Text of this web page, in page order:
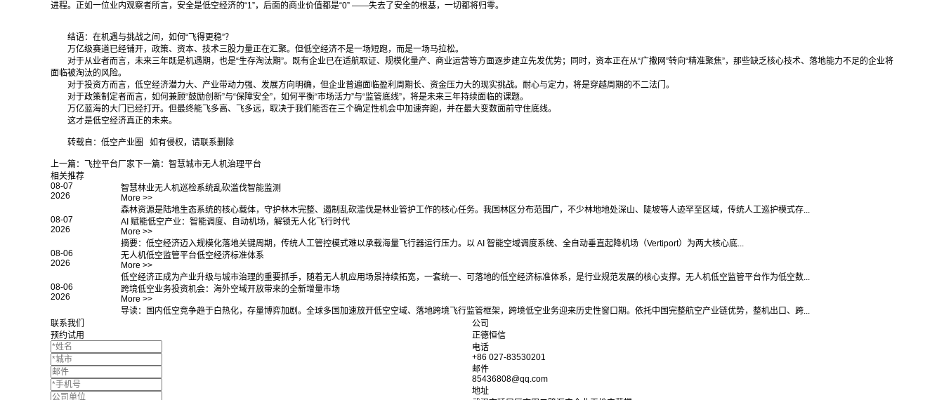
进程。正如一位业内观察者所言，安全是低空经济的“1”，后面的商业价值都是“0” ——失去了安全的根基，一切都将归零。
结语：在机遇与挑战之间，如何“飞得更稳”？
万亿级赛道已经铺开，政策、资本、技术三股力量正在汇聚。但低空经济不是一场短跑，而是一场马拉松。
对于从业者而言，未来三年既是机遇期，也是“生存淘汰期”。既有企业已在适航取证、规模化量产、商业运营等方面逐步建立先发优势；同时，资本正在从“广撒网”转向“精准聚焦”，那些缺乏核心技术、落地能力不足的企业将
面临被淘汰的风险。
对于投资方而言，低空经济潜力大、产业带动力强、发展方向明确，但企业普遍面临盈利周期长、资金压力大的现实挑战。耐心与定力，将是穿越周期的不二法门。
对于政策制定者而言，如何兼顾“鼓励创新”与“保障安全”，如何平衡“市场活力”与“监管底线”，将是未来三年持续面临的课题。
万亿蓝海的大门已经打开。但最终能飞多高、飞多远，取决于我们能否在三个确定性机会中加速奔跑，并在最大变数面前守住底线。
这才是低空经济真正的未来。
转载自：低空产业圈 如有侵权，请联系删除
上一篇： 飞控平台厂家 下一篇： 智慧城市无人机治理平台
相关推荐
08-07
2026
智慧林业无人机巡检系统乱砍滥伐智能监测
More >>
森林资源是陆地生态系统的核心载体，守护林木完整、遏制乱砍滥伐是林业管护工作的核心任务。我国林区分布范围广，不少林地地处深山、陡坡等人迹罕至区域，传统人工巡护模式存...
08-07
2026
AI 赋能低空产业：智能调度、自动机场，解锁无人化飞行时代
More >>
摘要：低空经济迈入规模化落地关键周期，传统人工管控模式难以承载海量飞行器运行压力。以 AI 智能空域调度系统、全自动垂直起降机场（Vertiport）为两大核心底...
08-06
2026
无人机低空监管平台低空经济标准体系
More >>
低空经济正成为产业升级与城市治理的重要抓手，随着无人机应用场景持续拓宽，一套统一、可落地的低空经济标准体系，是行业规范发展的核心支撑。无人机低空监管平台作为低空数...
08-06
2026
跨境低空业务投资机会：海外空域开放带来的全新增量市场
More >>
导读：国内低空竞争趋于白热化，存量博弈加剧。全球多国加速放开低空空域、落地跨境飞行监管框架，跨境低空业务迎来历史性窗口期。依托中国完整航空产业链优势，整机出口、跨...
联系我们
预约试用
公司
正德恒信
电话
+86 027-83530201
邮件
85436808@qq.com
地址